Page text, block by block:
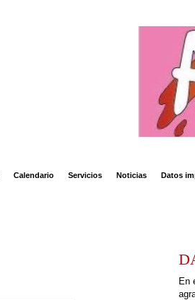
Calendario Servicios Noticias
Datos
En